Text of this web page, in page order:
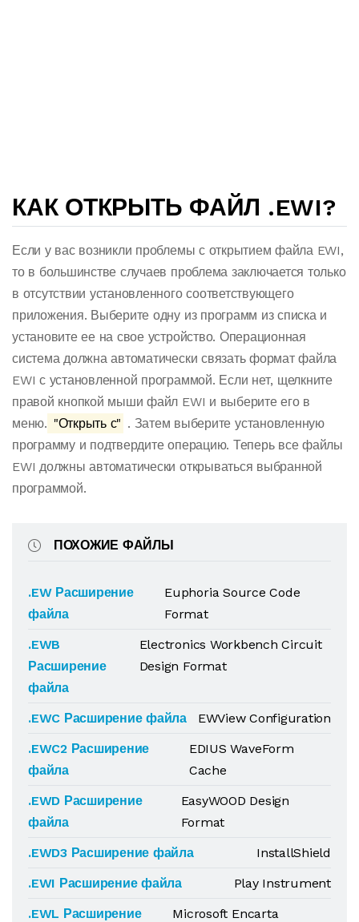
КАК ОТКРЫТЬ ФАЙЛ .EWI?
Если у вас возникли проблемы с открытием файла EWI,
то в большинстве случаев проблема заключается только
в отсутствии установленного соответствующего
приложения. Выберите одну из программ из списка и
установите ее на свое устройство. Операционная
система должна автоматически связать формат файла
EWI с установленной программой. Если нет, щелкните
правой кнопкой мыши файл EWI и выберите его в
меню. "Открыть с" . Затем выберите установленную
программу и подтвердите операцию. Теперь все файлы
EWI должны автоматически открываться выбранной
программой.
ПОХОЖИЕ ФАЙЛЫ
.EW Расширение
файла
Euphoria Source Code
Format
.EWB
Расширение
файла
Electronics Workbench Circuit
Design Format
.EWC Расширение файла
EWView Configuration
.EWC2 Расширение
файла
EDIUS WaveForm
Cache
.EWD Расширение
файла
EasyWOOD Design
Format
.EWD3 Расширение файла
InstallShield
.EWI Расширение файла
Play Instrument
.EWL Расширение
Microsoft Encarta